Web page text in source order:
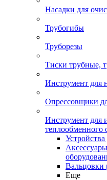
Насадки для
Трубогибы
Труборезы
Тиски трубные,
Инструмент для
Опрессовщики
Инструмент для
теплообменного
Вальцовки
Еще